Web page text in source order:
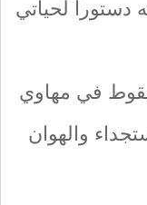
دستوراً لحياتي
في مهاوي
والهوان